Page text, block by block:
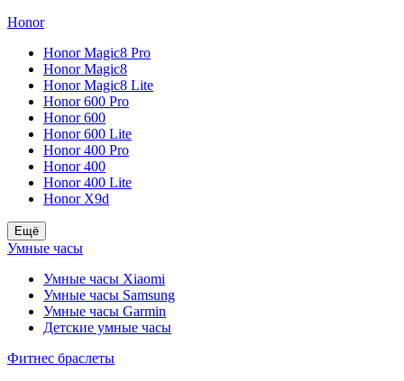
Honor
Honor Magic8 Pro
Honor Magic8
Honor Magic8 Lite
Honor 600 Pro
Honor 600
Honor 600 Lite
Honor 400 Pro
Honor 400
Honor 400 Lite
Honor X9d
Ещё
Умные часы
Умные часы Xiaomi
Умные часы Samsung
Умные часы Garmin
Детские умные часы
Фитнес браслеты